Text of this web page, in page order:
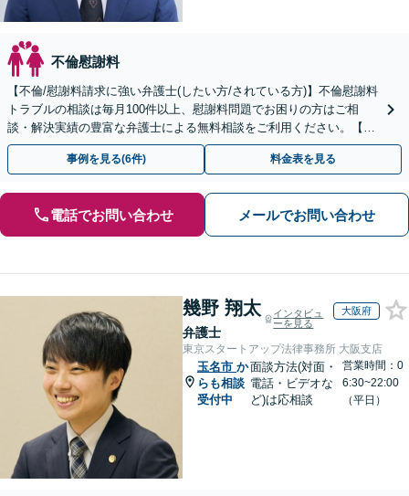
不倫慰謝料
【不倫/慰謝料請求に強い弁護士(したい方/されている方)】不倫慰謝料
トラブルの相談は毎月100件以上、慰謝料問題でお困りの方はご相
談・解決実績の豊富な弁護士による無料相談をご利用ください。【不
倫相談は初回0円】【九州・沖縄エリア全域対応】
事例を見る(6件) 料金表を見る
電話でお問い合わせ メールでお問い合わせ
幾野 翔太
弁護士
インタビュ
ーを見る
大阪府
東京スタートアップ法律事務所 大阪支店
玉名市 か
らも相談
受付中
面談方法(対面・
電話・ビデオな
ど)は応相談
営業時間：0
6:30~22:00
（平日）